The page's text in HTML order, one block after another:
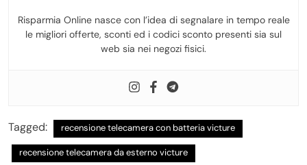
Risparmia Online nasce con l’idea di segnalare in tempo reale
le migliori offerte, sconti ed i codici sconto presenti sia sul
web sia nei negozi fisici.
Tagged: recensione telecamera con batteria victure
recensione telecamera da esterno victure